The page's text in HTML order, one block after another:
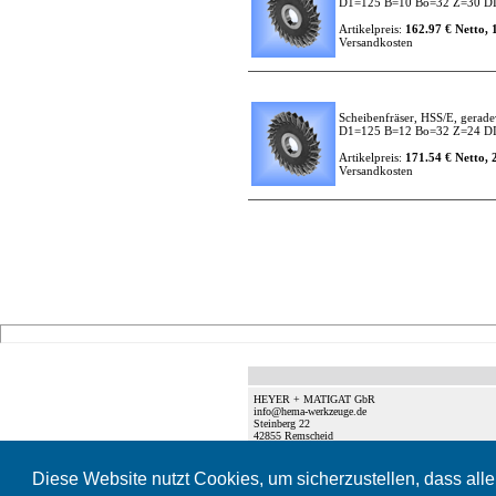
Diese Website nutzt Cookies, um sicherzustellen, dass
Artikelpreis: 162.97 € Netto,
Versandkosten
Scheibenfräser, HSS/E,
D1=125 B=12 Bo=32 Z=24
Artikelpreis: 171.54 € Netto,
Versandkosten
HEYER + MATIGAT GbR
info@hema-werkzeuge.de
Steinberg 22
42855 Remscheid